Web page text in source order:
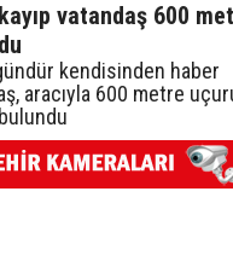
vatandaş 600
kendisinden haber
aracıyla 600 metre